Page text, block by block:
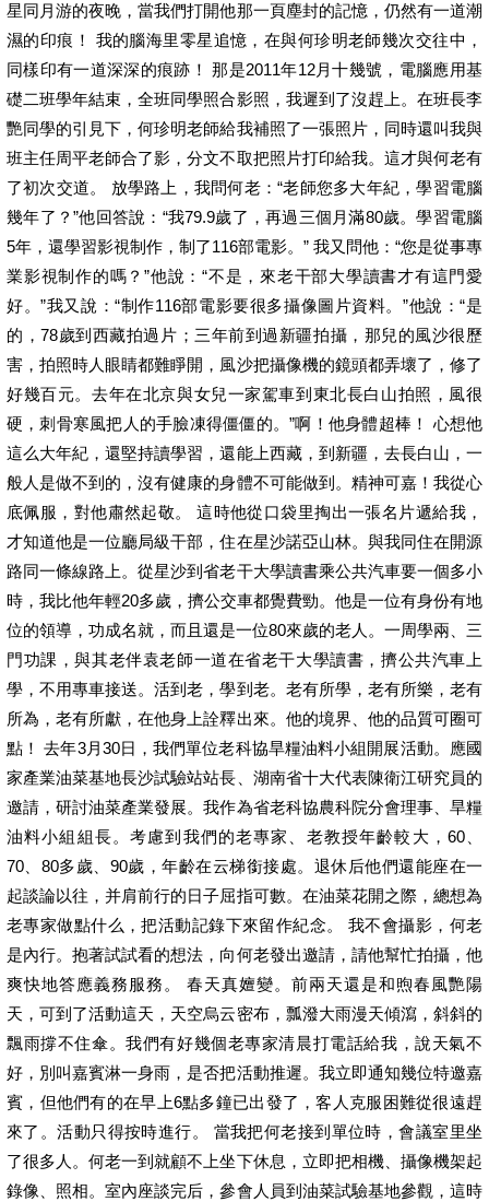
星同月游的夜晚，當我們打開他那一頁塵封的記憶，仍然有一道潮
濕的印痕！ 我的腦海里零星追憶，在與何珍明老師幾次交往中，
同樣印有一道深深的痕跡！ 那是2011年12月十幾號，電腦應用基
礎二班學年結束，全班同學照合影照，我遲到了沒趕上。在班長李
艷同學的引見下，何珍明老師給我補照了一張照片，同時還叫我與
班主任周平老師合了影，分文不取把照片打印給我。這才與何老有
了初次交道。 放學路上，我問何老：“老師您多大年紀，學習電腦
幾年了？”他回答說：“我79.9歲了，再過三個月滿80歲。學習電腦
5年，還學習影視制作，制了116部電影。” 我又問他：“您是從事專
業影視制作的嗎？”他說：“不是，來老干部大學讀書才有這門愛
好。”我又說：“制作116部電影要很多攝像圖片資料。”他說：“是
的，78歲到西藏拍過片；三年前到過新疆拍攝，那兒的風沙很歷
害，拍照時人眼睛都難睜開，風沙把攝像機的鏡頭都弄壞了，修了
好幾百元。去年在北京與女兒一家駕車到東北長白山拍照，風很
硬，刺骨寒風把人的手臉凍得僵僵的。”啊！他身體超棒！ 心想他
這么大年紀，還堅持讀學習，還能上西藏，到新疆，去長白山，一
般人是做不到的，沒有健康的身體不可能做到。精神可嘉！我從心
底佩服，對他肅然起敬。 這時他從口袋里掏出一張名片遞給我，
才知道他是一位廳局級干部，住在星沙諾亞山林。與我同住在開源
路同一條線路上。從星沙到省老干大學讀書乘公共汽車要一個多小
時，我比他年輕20多歲，擠公交車都覺費勁。他是一位有身份有地
位的領導，功成名就，而且還是一位80來歲的老人。一周學兩、三
門功課，與其老伴袁老師一道在省老干大學讀書，擠公共汽車上
學，不用專車接送。活到老，學到老。老有所學，老有所樂，老有
所為，老有所獻，在他身上詮釋出來。他的境界、他的品質可圈可
點！ 去年3月30日，我們單位老科協旱糧油料小組開展活動。應國
家產業油菜基地長沙試驗站站長、湖南省十大代表陳衛江研究員的
邀請，研討油菜產業發展。我作為省老科協農科院分會理事、旱糧
油料小組組長。考慮到我們的老專家、老教授年齡較大，60、
70、80多歲、90歲，年齡在云梯銜接處。退休后他們還能座在一
起談論以往，并肩前行的日子屈指可數。在油菜花開之際，總想為
老專家做點什么，把活動記錄下來留作紀念。 我不會攝影，何老
是內行。抱著試試看的想法，向何老發出邀請，請他幫忙拍攝，他
爽快地答應義務服務。 春天真嬗變。前兩天還是和煦春風艷陽
天，可到了活動這天，天空烏云密布，瓢潑大雨漫天傾瀉，斜斜的
飄雨撐不住傘。我們有好幾個老專家清晨打電話給我，說天氣不
好，別叫嘉賓淋一身雨，是否把活動推遲。我立即通知幾位特邀嘉
賓，但他們有的在早上6點多鐘已出發了，客人克服困難從很遠趕
來了。活動只得按時進行。 當我把何老接到單位時，會議室里坐
了很多人。何老一到就顧不上坐下休息，立即把相機、攝像機架起
錄像、照相。室內座談完后，參會人員到油菜試驗基地參觀，這時